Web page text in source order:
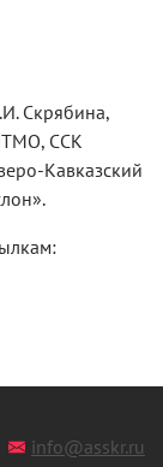
Скрябина,
ССК
Кавказский
info@asskr.ru